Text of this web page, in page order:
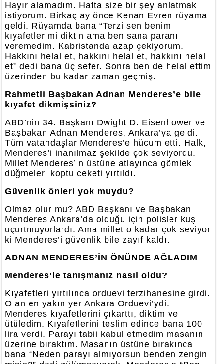
Hayır alamadım. Hatta size bir şey anlatmak
istiyorum. Birkaç ay önce Kenan Evren rüyama
geldi. Rüyamda bana “Terzi sen benim
kıyafetlerimi diktin ama ben sana paranı
veremedim. Kabristanda azap çekiyorum.
Hakkını helal et, hakkını helal et, hakkını helal
et” dedi bana üç sefer. Sonra ben de helal ettim
üzerinden bu kadar zaman geçmiş.
Rahmetli Başbakan Adnan Menderes’e bile
kıyafet dikmişsiniz?
ABD’nin 34. Başkanı Dwight D. Eisenhower ve
Başbakan Adnan Menderes, Ankara’ya geldi.
Tüm vatandaşlar Menderes’e hücum etti. Halk,
Menderes’i inanılmaz şekilde çok seviyordu.
Millet Menderes’in üstüne atlayınca gömlek
düğmeleri koptu ceketi yırtıldı.
Güvenlik önleri yok muydu?
Olmaz olur mu? ABD Başkanı ve Başbakan
Menderes Ankara’da olduğu için polisler kuş
uçurtmuyorlardı. Ama millet o kadar çok seviyor
ki Menderes’i güvenlik bile zayıf kaldı.
ADNAN MENDERES’İN ÖNÜNDE AĞLADIM
Menderes’le tanışmanız nasıl oldu?
Kıyafetleri yırtılınca orduevi terzihanesine girdi.
O an en yakın yer Ankara Orduevi’ydi.
Menderes kıyafetlerini çıkarttı, diktim ve
ütüledim. Kıyafetlerini teslim edince bana 100
lira verdi. Parayı tabii kabul etmedim masanın
üzerine bıraktım. Masanın üstüne bırakınca
bana “Neden parayı almıyorsun benden zengin